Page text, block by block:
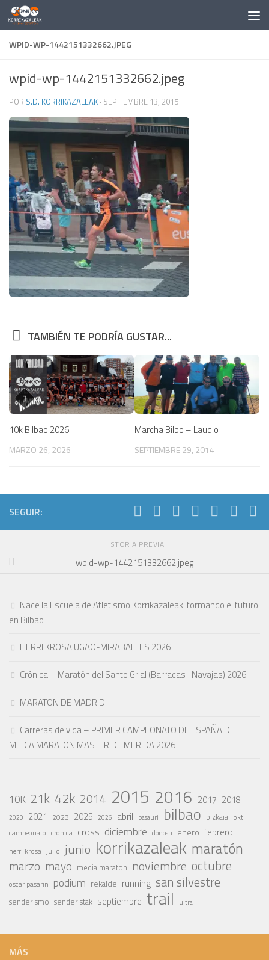
Saltar al contenido
WPID-WP-1442151332662.JPEG
wpid-wp-1442151332662.jpeg
POR S.D. KORRIKAZALEAK · SEPTIEMBRE 13, 2015
TAMBIÉN TE PODRÍA GUSTAR...
10k Bilbao 2026
MARZO 26, 2026
Marcha Bilbo – Laudio
SEPTIEMBRE 29, 2014
SEGUIR:
HISTORIA PREVIA
wpid-wp-1442151332662.jpeg
Nace la Escuela de Atletismo Korrikazaleak: formando el futuro
en Bilbao
HERRI KROSA UGAO-MIRABALLES 2026
Crónica – Maratón del Santo Grial (Barracas–Navajas) 2026
MARATON DE MADRID
Carreras de vida – PRIMER CAMPEONATO DE ESPAÑA DE
MEDIA MARATON MASTER DE MERIDA 2026
10K 21k 42k 2014 2015 2016 2017 2018
2020 2021 2023 2025 2026 abril basauri bilbao bizkaia bkt
campeonato cronica cross diciembre donosti enero febrero
herri krosa julio junio korrikazaleak maratón
marzo mayo media maraton noviembre octubre
oscar pasarin podium rekalde running san silvestre
senderismo senderistak septiembre trail ultra
MÁS